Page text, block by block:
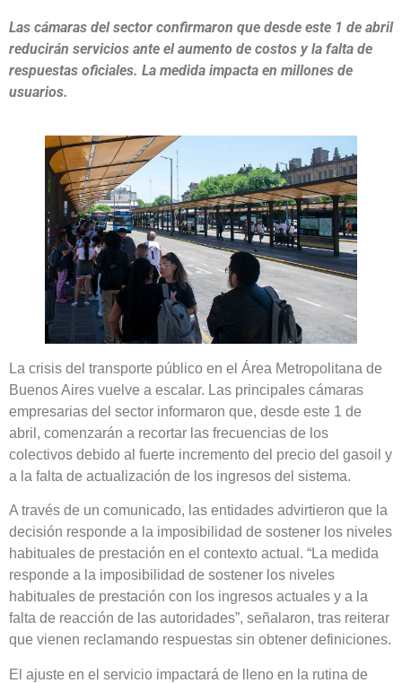
Las cámaras del sector confirmaron que desde este 1 de abril
reducirán servicios ante el aumento de costos y la falta de
respuestas oficiales. La medida impacta en millones de
usuarios.
La crisis del transporte público en el Área Metropolitana de
Buenos Aires vuelve a escalar. Las principales cámaras
empresarias del sector informaron que, desde este 1 de
abril, comenzarán a recortar las frecuencias de los
colectivos debido al fuerte incremento del precio del gasoil y
a la falta de actualización de los ingresos del sistema.
A través de un comunicado, las entidades advirtieron que la
decisión responde a la imposibilidad de sostener los niveles
habituales de prestación en el contexto actual. “La medida
responde a la imposibilidad de sostener los niveles
habituales de prestación con los ingresos actuales y a la
falta de reacción de las autoridades”, señalaron, tras reiterar
que vienen reclamando respuestas sin obtener definiciones.
El ajuste en el servicio impactará de lleno en la rutina de